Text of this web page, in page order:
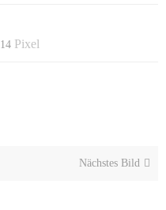
Pixel
Nächstes Bild